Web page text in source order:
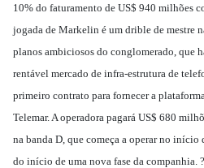
10% do faturamento de US$ 940 milhões
jogada de Markelin é um drible de mestre
planos ambiciosos do conglomerado, que
rentável mercado de infra-estrutura de
primeiro contrato para fornecer a
Telemar. A operadora pagará US$ 680
na banda D, que começa a operar no
do início de uma nova fase da companhia.